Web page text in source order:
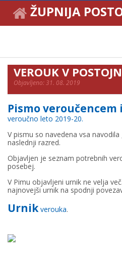
ŽUPNIJA
VEROUK V
Objavljeno: 31. 08. 2019
Pismo veroučencem
veroučno leto 2019-20.
V pismu so navedena vsa
naslednji razred.
Objavljen je seznam potrebnih
posebej.
V Pimu objavljeni urnik ne velja
najnovejši urnik na spodnji
Urnikverouka.